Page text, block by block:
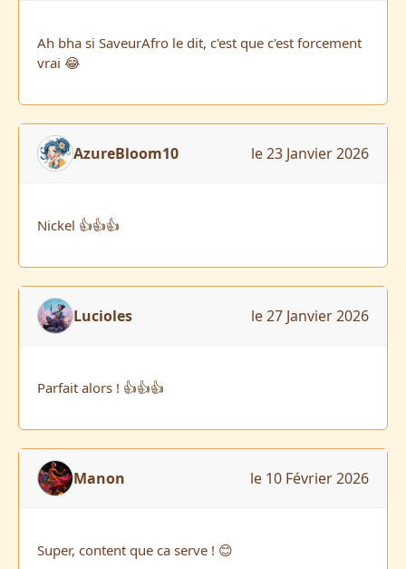
Ah bha si SaveurAfro le dit, c'est que c'est forcement
vrai 😂
AzureBloom10 le 23 Janvier 2026
Nickel 👍👍👍
Lucioles le 27 Janvier 2026
Parfait alors ! 👍👍👍
Manon le 10 Février 2026
Super, content que ca serve ! 😊